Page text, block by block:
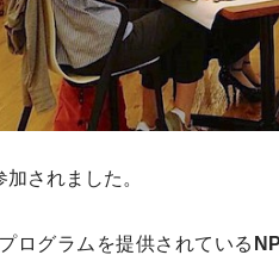
されました。
ログラムを提供されている